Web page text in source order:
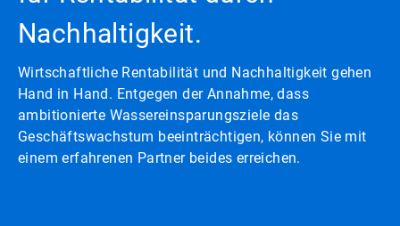
Nachhaltigkeit.
Wirtschaftliche Rentabilität und Nachhaltigkeit gehen
Hand in Hand. Entgegen der Annahme, dass
ambitionierte Wassereinsparungsziele das
Geschäftswachstum beeinträchtigen, können Sie mit
einem erfahrenen Partner beides erreichen.